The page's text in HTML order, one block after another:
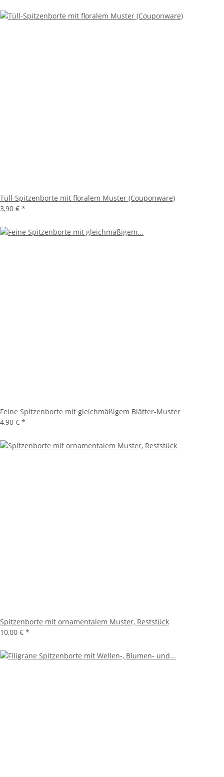
Tüll-Spitzenborte mit floralem Muster (Couponware)
3,90 € *
Feine Spitzenborte mit gleichmäßigem Blätter-Muster
4,90 € *
Spitzenborte mit ornamentalem Muster, Reststück
10,00 € *